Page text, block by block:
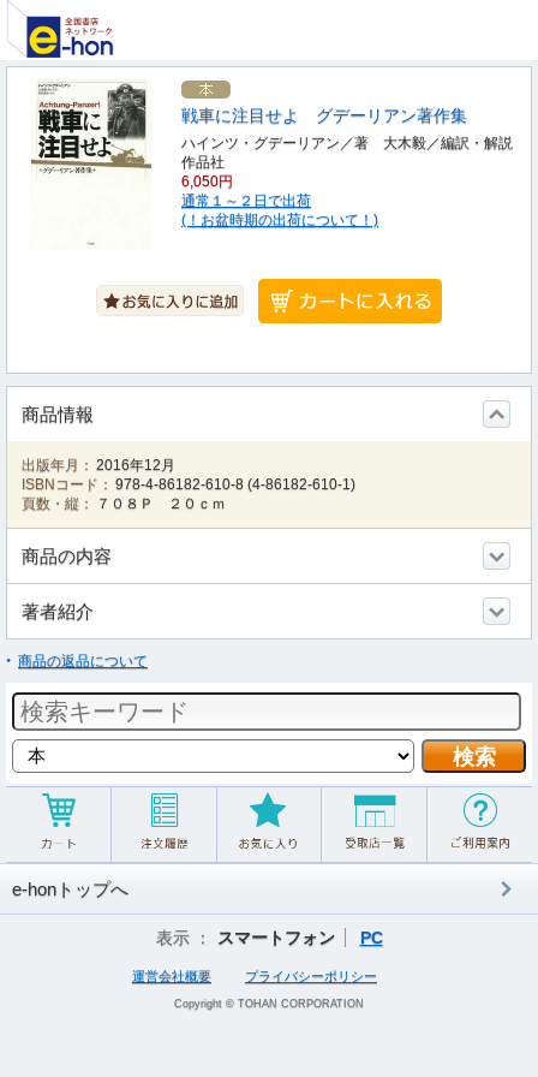
戦車に注目せよ グデーリアン著作集
ハインツ・グデーリアン／著 大木毅／編訳・解説
作品社
6,050円
通常１～２日で出荷
(！お盆時期の出荷について！)
商品情報
出版年月： 2016年12月
ISBNコード： 978-4-86182-610-8 (4-86182-610-1)
頁数・縦：
７０８Ｐ ２０ｃｍ
商品の内容
著者紹介
商品の返品について
e-honトップへ
表示 ： スマートフォン PC
運営会社概要 プライバシーポリシー
Copyright © TOHAN CORPORATION